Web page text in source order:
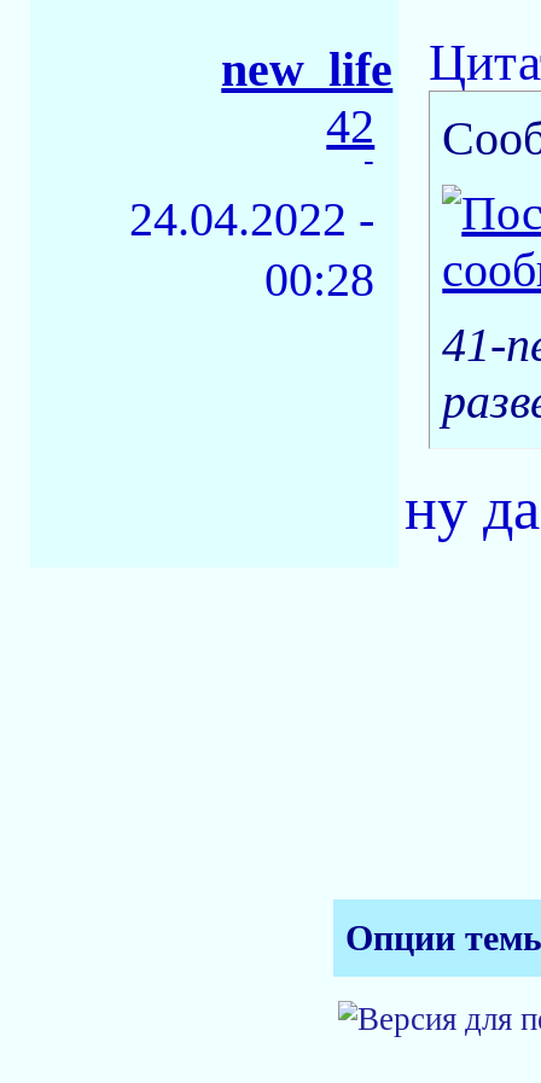
new_life
42
-
24.04.2022 -
00:28
41-
ну
Опции